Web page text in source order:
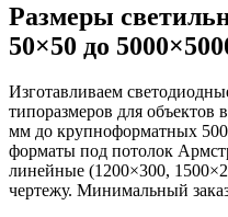
Размеры
50×50 до
Изготавливаем
типоразмеров для объектов в
мм до крупноформатных
форматы под потолок
линейные (1200×300,
чертежу. Минимальный